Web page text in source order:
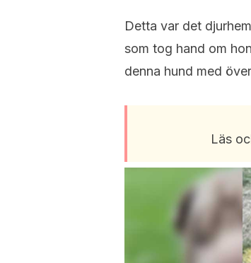
Detta var det
som tog hand om
denna hund med
Läs